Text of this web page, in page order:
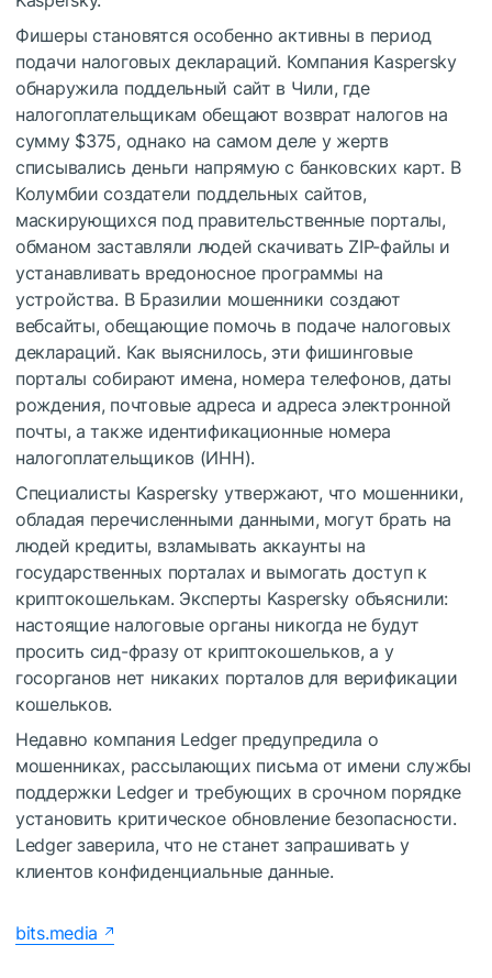
Фишеры становятся особенно активны в период
подачи налоговых деклараций. Компания Kaspersky
обнаружила поддельный сайт в Чили, где
налогоплательщикам обещают возврат налогов на
сумму $375, однако на самом деле у жертв
списывались деньги напрямую с банковских карт. В
Колумбии создатели поддельных сайтов,
маскирующихся под правительственные порталы,
обманом заставляли людей скачивать ZIP-файлы и
устанавливать вредоносное программы на
устройства. В Бразилии мошенники создают
вебсайты, обещающие помочь в подаче налоговых
деклараций. Как выяснилось, эти фишинговые
порталы собирают имена, номера телефонов, даты
рождения, почтовые адреса и адреса электронной
почты, а также идентификационные номера
налогоплательщиков (ИНН).
Специалисты Kaspersky утвержают, что мошенники,
обладая перечисленными данными, могут брать на
людей кредиты, взламывать аккаунты на
государственных порталах и вымогать доступ к
криптокошелькам. Эксперты Kaspersky объяснили:
настоящие налоговые органы никогда не будут
просить сид-фразу от криптокошельков, а у
госорганов нет никаких порталов для верификации
кошельков.
Недавно компания Ledger предупредила о
мошенниках, рассылающих письма от имени службы
поддержки Ledger и требующих в срочном порядке
установить критическое обновление безопасности.
Ledger заверила, что не станет запрашивать у
клиентов конфиденциальные данные.
bits.media